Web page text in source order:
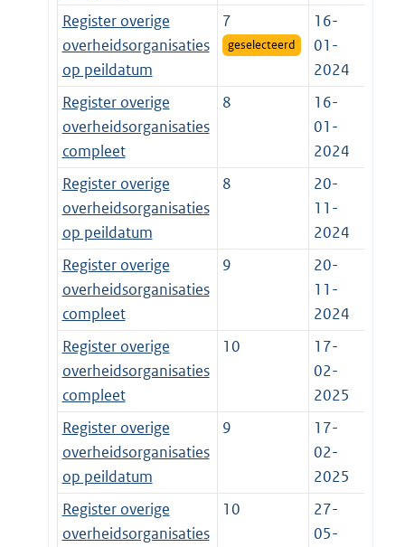
Register overige
overheidsorganisaties
op peildatum
7
geselecteerd
16-
01-
2024
Register overige
overheidsorganisaties
compleet
8
16-
01-
2024
Register overige
overheidsorganisaties
op peildatum
8
20-
11-
2024
Register overige
overheidsorganisaties
compleet
9
20-
11-
2024
Register overige
overheidsorganisaties
compleet
10
17-
02-
2025
Register overige
overheidsorganisaties
op peildatum
9
17-
02-
2025
Register overige
overheidsorganisaties
10
27-
05-